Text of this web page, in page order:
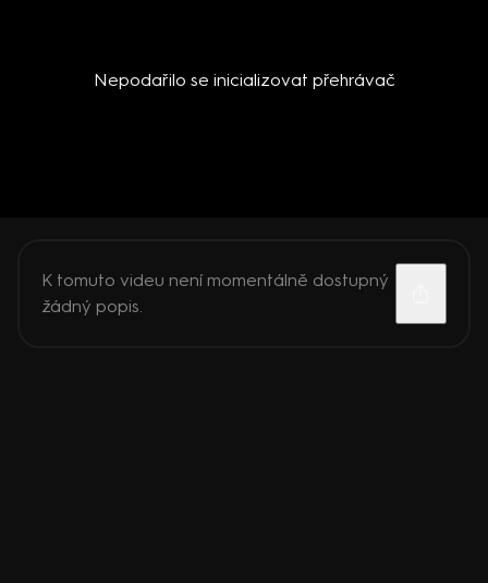
Nepodařilo se inicializovat přehrávač
K tomuto videu není momentálně dostupný
žádný popis.